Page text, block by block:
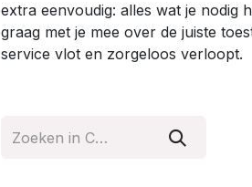
extra eenvoudig: alles wat je nodig
graag met je mee over de juiste
service vlot en zorgeloos verloopt.